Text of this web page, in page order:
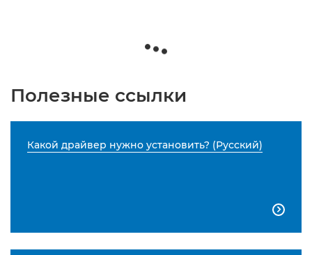
Полезные ссылки
Какой драйвер нужно установить? (Русский)
